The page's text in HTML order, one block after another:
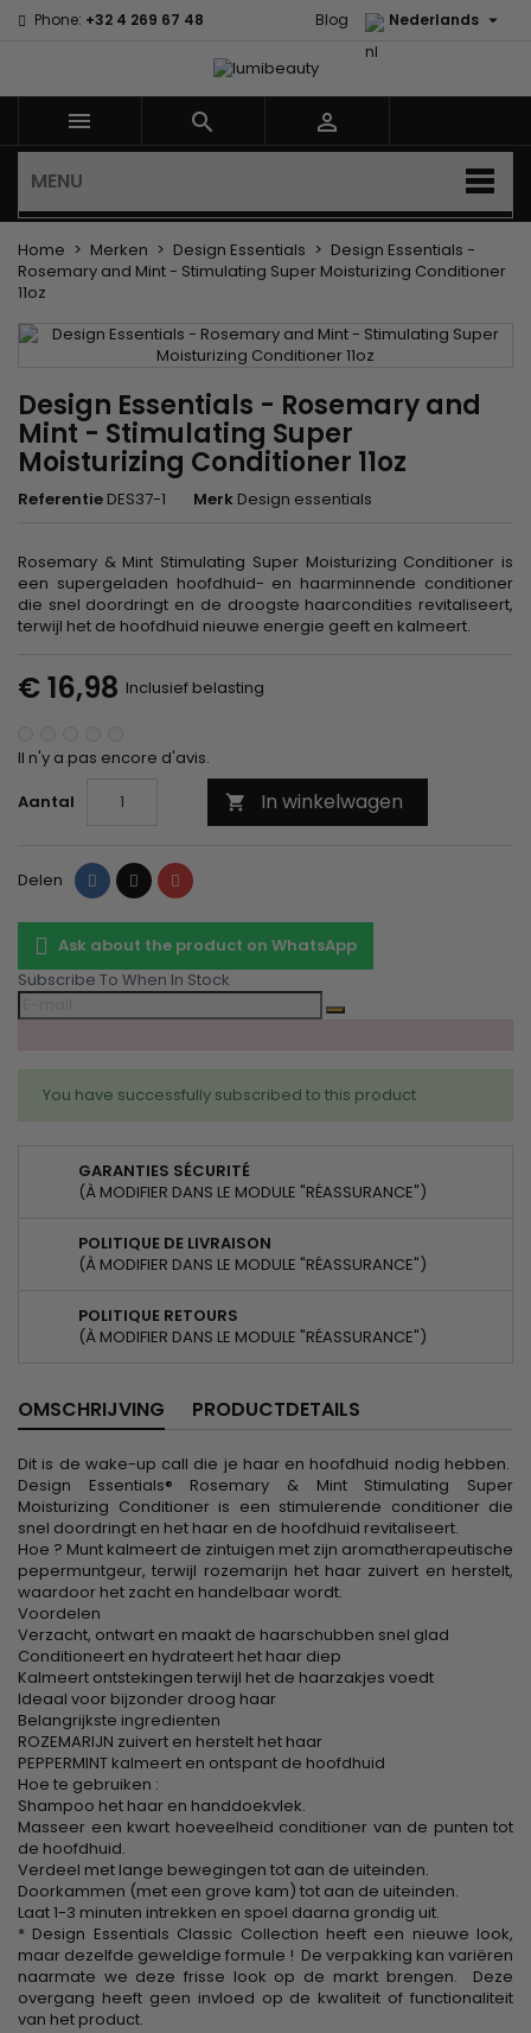
Phone: +32 4 269 67 48 Nederlands 
Blog
  
MENU
Home Merken Design Essentials
Design Essentials -
Rosemary and Mint - Stimulating Super Moisturizing Conditioner
11oz
Design Essentials - Rosemary and
Mint - Stimulating Super
Moisturizing Conditioner 11oz
Referentie DES37-1 Merk Design essentials
Rosemary & Mint Stimulating Super Moisturizing Conditioner is
een supergeladen hoofdhuid- en haarminnende conditioner
die snel doordringt en de droogste haarcondities revitaliseert,
terwijl het de hoofdhuid nieuwe energie geeft en kalmeert.
€ 16,98 Inclusief belasting
Il n'y a pas encore d'avis.
Aantal
 In winkelwagen
Delen Delen Tweet Pinterest
Ask about the product on WhatsApp
Subscribe To When In Stock
You have successfully subscribed to this product
GARANTIES SÉCURITÉ
(À MODIFIER DANS LE MODULE "RÉASSURANCE")
POLITIQUE DE LIVRAISON
(À MODIFIER DANS LE MODULE "RÉASSURANCE")
POLITIQUE RETOURS
(À MODIFIER DANS LE MODULE "RÉASSURANCE")
OMSCHRIJVING PRODUCTDETAILS
Dit is de wake-up call die je haar en hoofdhuid nodig hebben.
Design Essentials® Rosemary & Mint Stimulating Super
Moisturizing Conditioner is een stimulerende conditioner die
snel doordringt en het haar en de hoofdhuid revitaliseert.
Hoe ? Munt kalmeert de zintuigen met zijn aromatherapeutische
pepermuntgeur, terwijl rozemarijn het haar zuivert en herstelt,
waardoor het zacht en handelbaar wordt.
Voordelen
Verzacht, ontwart en maakt de haarschubben snel glad
Conditioneert en hydrateert het haar diep
Kalmeert ontstekingen terwijl het de haarzakjes voedt
Ideaal voor bijzonder droog haar
Belangrijkste ingredienten
ROZEMARIJN zuivert en herstelt het haar
PEPPERMINT kalmeert en ontspant de hoofdhuid
Hoe te gebruiken :
Shampoo het haar en handdoekvlek.
Masseer een kwart hoeveelheid conditioner van de punten tot
de hoofdhuid.
Verdeel met lange bewegingen tot aan de uiteinden.
Doorkammen (met een grove kam) tot aan de uiteinden.
Laat 1-3 minuten intrekken en spoel daarna grondig uit.
* Design Essentials Classic Collection heeft een nieuwe look,
maar dezelfde geweldige formule ! De verpakking kan variëren
naarmate we deze frisse look op de markt brengen. Deze
overgang heeft geen invloed op de kwaliteit of functionaliteit
van het product.